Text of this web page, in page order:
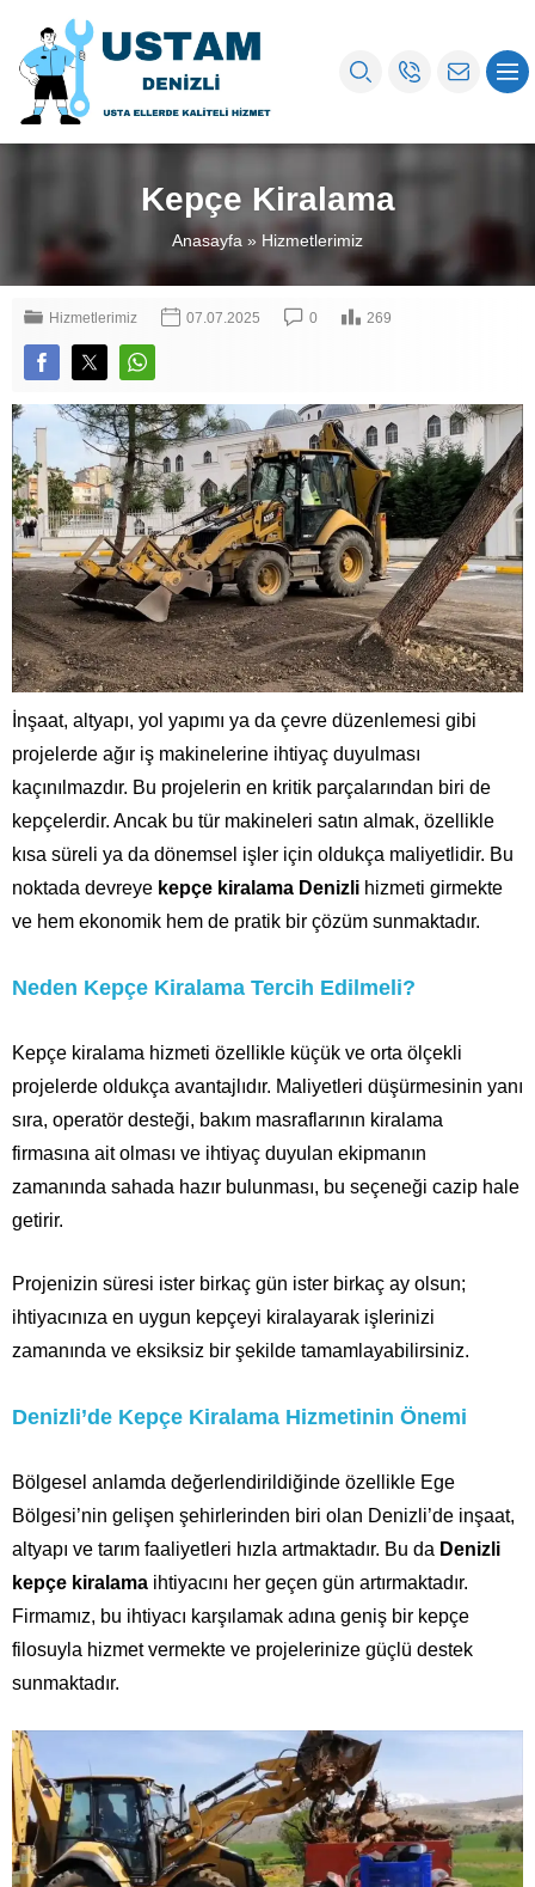
Kepçe Kiralama
Anasayfa » Hizmetlerimiz
Hizmetlerimiz 07.07.2025 0 269
İnşaat, altyapı, yol yapımı ya da çevre düzenlemesi gibi
projelerde ağır iş makinelerine ihtiyaç duyulması
kaçınılmazdır. Bu projelerin en kritik parçalarından biri de
kepçelerdir. Ancak bu tür makineleri satın almak, özellikle
kısa süreli ya da dönemsel işler için oldukça maliyetlidir. Bu
noktada devreye kepçe kiralama Denizli hizmeti girmekte
ve hem ekonomik hem de pratik bir çözüm sunmaktadır.
Neden Kepçe Kiralama Tercih Edilmeli?
Kepçe kiralama hizmeti özellikle küçük ve orta ölçekli
projelerde oldukça avantajlıdır. Maliyetleri düşürmesinin yanı
sıra, operatör desteği, bakım masraflarının kiralama
firmasına ait olması ve ihtiyaç duyulan ekipmanın
zamanında sahada hazır bulunması, bu seçeneği cazip hale
getirir.
Projenizin süresi ister birkaç gün ister birkaç ay olsun;
ihtiyacınıza en uygun kepçeyi kiralayarak işlerinizi
zamanında ve eksiksiz bir şekilde tamamlayabilirsiniz.
Denizli’de Kepçe Kiralama Hizmetinin Önemi
Bölgesel anlamda değerlendirildiğinde özellikle Ege
Bölgesi’nin gelişen şehirlerinden biri olan Denizli’de inşaat,
altyapı ve tarım faaliyetleri hızla artmaktadır. Bu da Denizli
kepçe kiralama ihtiyacını her geçen gün artırmaktadır.
Firmamız, bu ihtiyacı karşılamak adına geniş bir kepçe
filosuyla hizmet vermekte ve projelerinize güçlü destek
sunmaktadır.